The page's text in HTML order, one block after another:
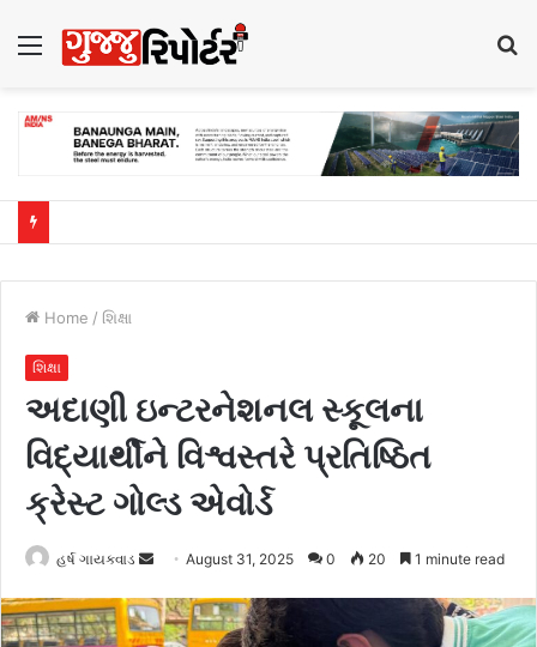
Menu
Home / શિક્ષા
શિક્ષા
અદાણી ઇન્ટરનેશનલ સ્કૂલના
વિદ્યાર્થીને વિશ્વસ્તરે પ્રતિષ્ઠિત
ક્રેસ્ટ ગોલ્ડ એવોર્ડ
હર્ષ ગાયક્વાડ
n
August 31, 2025 0 20 1 minute read